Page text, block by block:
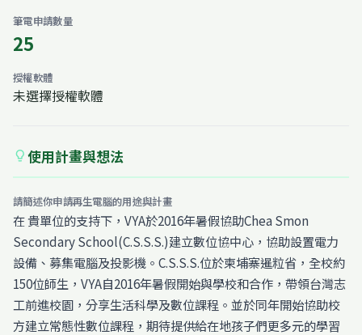
筆電申請數量
25
授權軟體
未選擇授權軟體
lightbulb 使用計畫與想法
請簡述你申請再生電腦的用途與計畫
在 貴單位的支持下，VYA於2016年暑假協助Chea Smon
Secondary School(C.S.S.S.)建立數位協中心，協助設置電力
設備、募集電腦及投影機。C.S.S.S.位於柬埔寨暹粒省，全校約
150位師生，VYA自2016年暑假開始與學校和合作，帶領台灣志
工前進校園，分享生活科學及數位課程。並於同年開始協助校
方建立常態性數位課程，期待提供給在地孩子們更多元的學習